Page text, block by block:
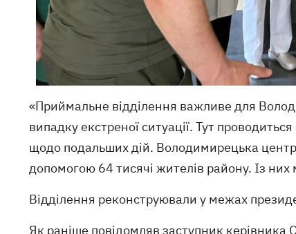
«Приймальне відділення важливе для
випадку екстреної ситуації. Тут
щодо подальших дій. Володимирецька
допомогою 64 тисячі жителів району. Із них
Відділення реконструювали у межах
Як раніше повідомляв заступник керівника